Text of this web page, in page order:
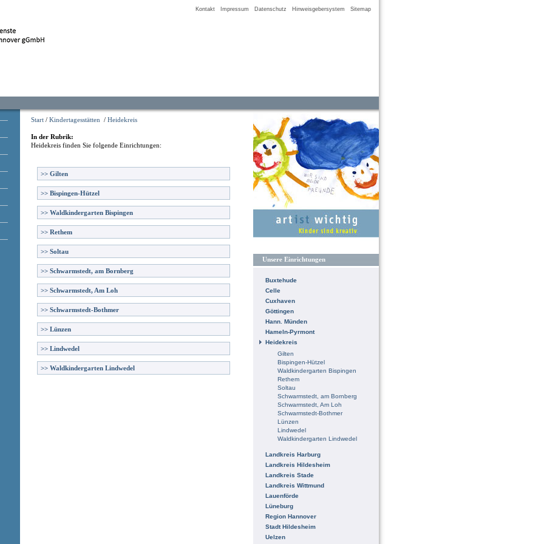
Kontakt Impressum Datenschutz Hinweisgebersystem Sitemap
Start / Kindertagesstätten / Heidekreis
In der Rubrik:
Heidekreis finden Sie folgende Einrichtungen:
>> Gilten
>> Bispingen-Hützel
>> Waldkindergarten Bispingen
>> Rethem
>> Soltau
>> Schwarmstedt, am Bornberg
>> Schwarmstedt, Am Loh
>> Schwarmstedt-Bothmer
>> Lünzen
>> Lindwedel
>> Waldkindergarten Lindwedel
Unsere Einrichtungen
Buxtehude
Celle
Cuxhaven
Göttingen
Hann. Münden
Hameln-Pyrmont
Heidekreis
Gilten
Bispingen-Hützel
Waldkindergarten Bispingen
Rethem
Soltau
Schwarmstedt, am Bornberg
Schwarmstedt, Am Loh
Schwarmstedt-Bothmer
Lünzen
Lindwedel
Waldkindergarten Lindwedel
Landkreis Harburg
Landkreis Hildesheim
Landkreis Stade
Landkreis Wittmund
Lauenförde
Lüneburg
Region Hannover
Stadt Hildesheim
Uelzen